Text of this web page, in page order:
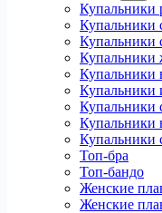
Купальники
Купальники
Купальники
Купальники
Купальники
Купальники
Купальники
Купальники
Купальники
Топ-бра
Топ-бандо
Женские
Женские